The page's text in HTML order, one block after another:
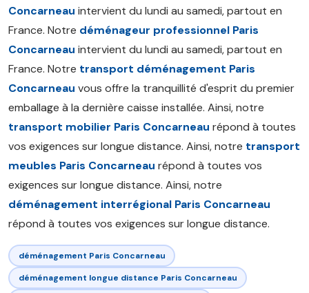
Concarneau intervient du lundi au samedi, partout en
France. Notre déménageur professionnel Paris
Concarneau intervient du lundi au samedi, partout en
France. Notre transport déménagement Paris
Concarneau vous offre la tranquillité d'esprit du premier
emballage à la dernière caisse installée. Ainsi, notre
transport mobilier Paris Concarneau répond à toutes
vos exigences sur longue distance. Ainsi, notre transport
meubles Paris Concarneau répond à toutes vos
exigences sur longue distance. Ainsi, notre
déménagement interrégional Paris Concarneau
répond à toutes vos exigences sur longue distance.
déménagement Paris Concarneau
déménagement longue distance Paris Concarneau